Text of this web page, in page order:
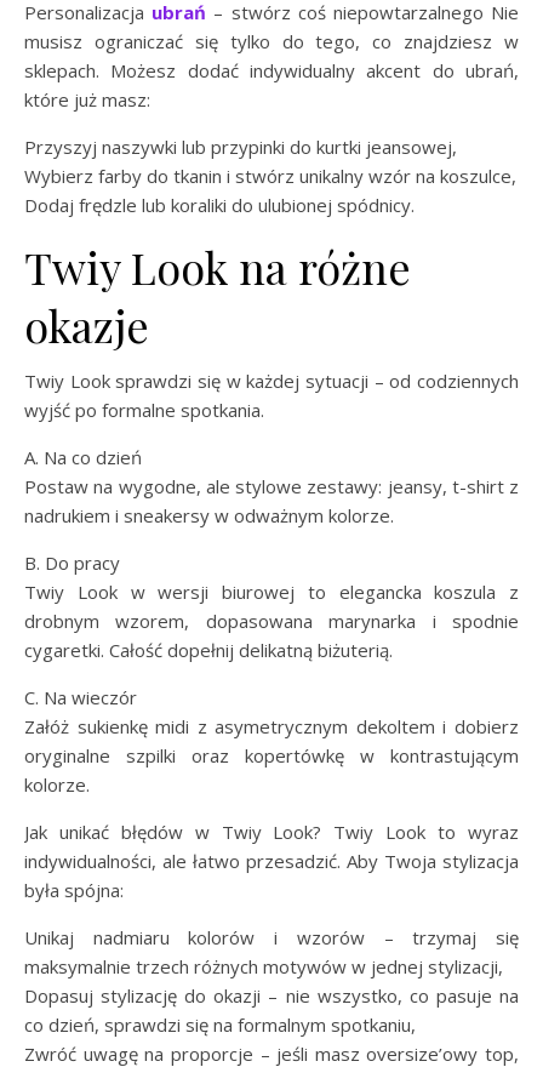
Personalizacja ubrań – stwórz coś niepowtarzalnego Nie
musisz ograniczać się tylko do tego, co znajdziesz w
sklepach. Możesz dodać indywidualny akcent do ubrań,
które już masz:
Przyszyj naszywki lub przypinki do kurtki jeansowej,
Wybierz farby do tkanin i stwórz unikalny wzór na koszulce,
Dodaj frędzle lub koraliki do ulubionej spódnicy.
Twiy Look na różne
okazje
Twiy Look sprawdzi się w każdej sytuacji – od codziennych
wyjść po formalne spotkania.
A. Na co dzień
Postaw na wygodne, ale stylowe zestawy: jeansy, t-shirt z
nadrukiem i sneakersy w odważnym kolorze.
B. Do pracy
Twiy Look w wersji biurowej to elegancka koszula z
drobnym wzorem, dopasowana marynarka i spodnie
cygaretki. Całość dopełnij delikatną biżuterią.
C. Na wieczór
Załóż sukienkę midi z asymetrycznym dekoltem i dobierz
oryginalne szpilki oraz kopertówkę w kontrastującym
kolorze.
Jak unikać błędów w Twiy Look? Twiy Look to wyraz
indywidualności, ale łatwo przesadzić. Aby Twoja stylizacja
była spójna:
Unikaj nadmiaru kolorów i wzorów – trzymaj się
maksymalnie trzech różnych motywów w jednej stylizacji,
Dopasuj stylizację do okazji – nie wszystko, co pasuje na
co dzień, sprawdzi się na formalnym spotkaniu,
Zwróć uwagę na proporcje – jeśli masz oversize’owy top,